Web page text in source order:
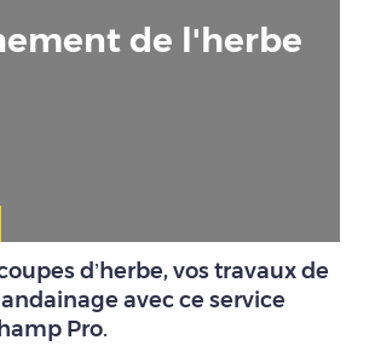
de l'herbe
d’herbe, vos travaux de
avec ce service
Pro.